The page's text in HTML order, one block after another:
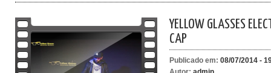
YELLOW GLASSES
CAP
Publicado em: 08/07/2014 -